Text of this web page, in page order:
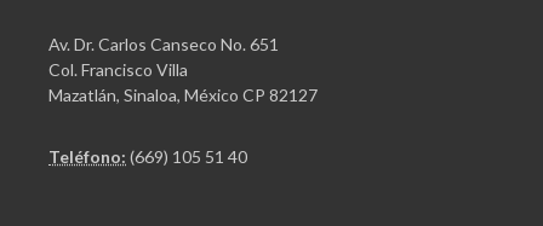
Av. Dr. Carlos Canseco No. 651
Col. Francisco Villa
Mazatlán, Sinaloa, México CP 82127
Teléfono: (669) 105 51 40